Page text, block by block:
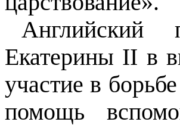
Английский
Екатерины II в
участие в
помощь